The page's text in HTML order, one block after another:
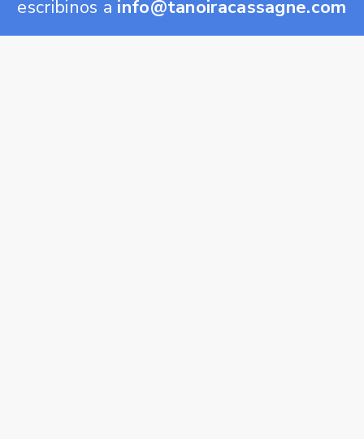
escribinos a info@tanoiracassagne.com